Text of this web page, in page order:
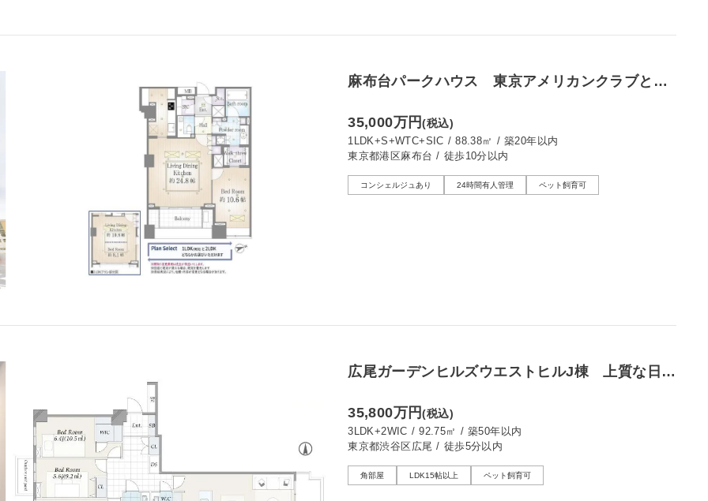
麻布台パークハウス 東京アメリカンクラブとと
35,000万円(税込)
1LDK+S+WTC+SIC / 88.38㎡ / 築20年以内
東京都港区麻布台 / 徒歩10分以内
コンシェルジュあり 24時間有人管理 ペット飼育可
広尾ガーデンヒルズウエストヒルJ棟 上質な日常
35,800万円(税込)
3LDK+2WIC / 92.75㎡ / 築50年以内
東京都渋谷区広尾 / 徒歩5分以内
角部屋 LDK15帖以上 ペット飼育可